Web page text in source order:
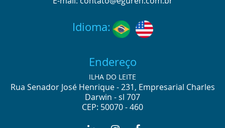
Idioma:
Endereço
ILHA DO LEITE
Rua Senador José Henrique - 231, Empresarial Charles
Darwin - sl 707
CEP: 50070 - 460